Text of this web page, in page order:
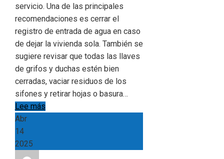
servicio. Una de las principales
recomendaciones es cerrar el
registro de entrada de agua en caso
de dejar la vivienda sola. También se
sugiere revisar que todas las llaves
de grifos y duchas estén bien
cerradas, vaciar residuos de los
sifones y retirar hojas o basura…
Lee más
Abr
14
2025